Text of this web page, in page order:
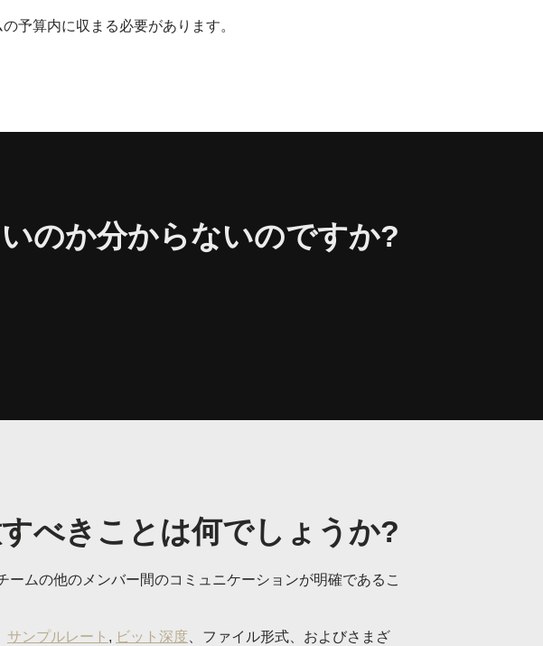
予算内に収まる必要があります。
のか分からないのですか?
べきことは何でしょうか?
ムの他のメンバー間のコミュニケーションが明確であるこ
サンプルレート , ビット深度 、ファイル形式、およびさまざ